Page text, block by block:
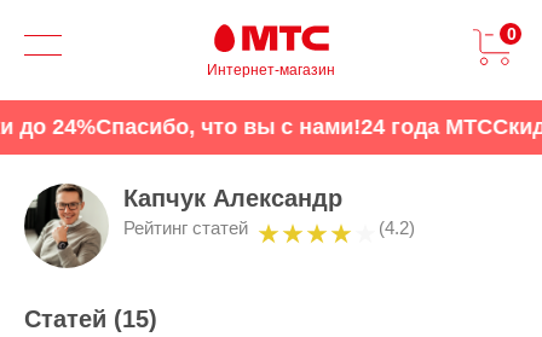
Интернет-магазин
0
Спасибо, что вы с нами!24 года МТС Скидки
Капчук Александр
Рейтинг статей (4.2)
Статей (15)